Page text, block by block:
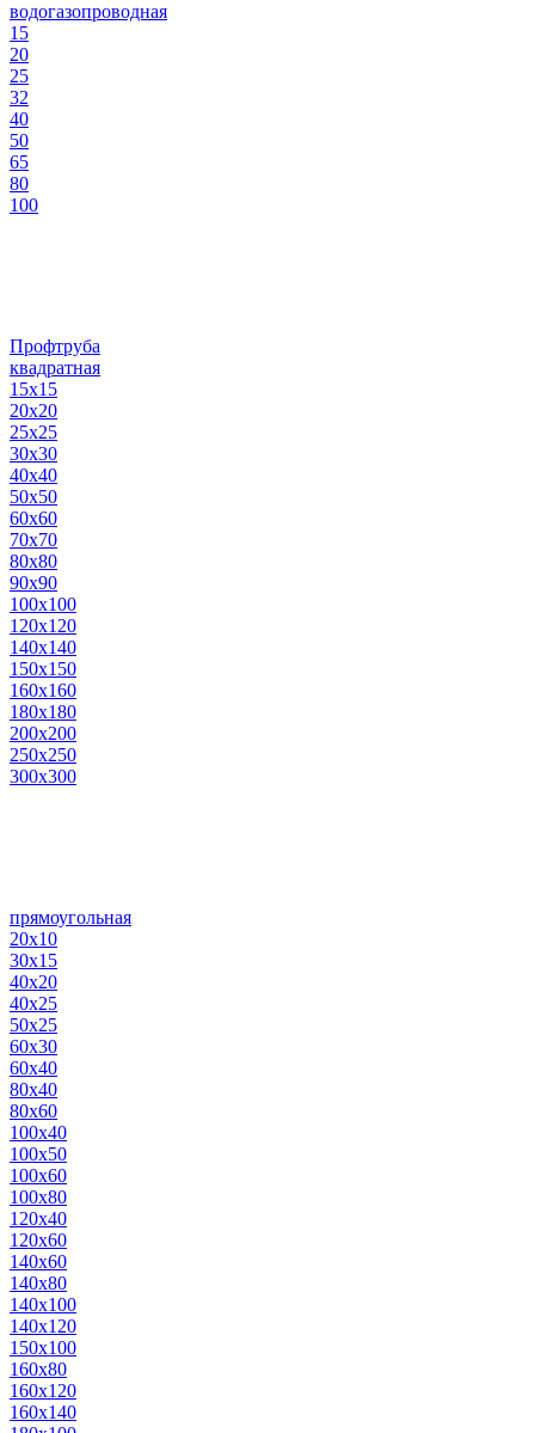
водогазопроводная
15
20
25
32
40
50
65
80
100
Профтруба
квадратная
15х15
20х20
25х25
30х30
40х40
50х50
60х60
70х70
80х80
90х90
100х100
120х120
140х140
150х150
160х160
180х180
200х200
250х250
300х300
прямоугольная
20х10
30х15
40х20
40х25
50х25
60х30
60х40
80х40
80х60
100х40
100х50
100х60
100х80
120х40
120х60
140х60
140х80
140х100
140х120
150х100
160х80
160х120
160х140